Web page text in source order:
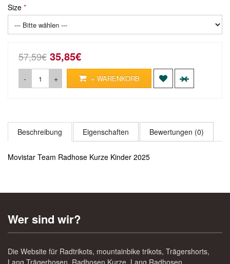
Size
57,59€ 35,85€
- + + WARENKORB
Beschreibung Eigenschaften Bewertungen (0)
Movistar Team Radhose Kurze Kinder 2025
Wer sind wir?
Die Website für Radtrikots, mountainbike trikots, Trägershorts,
Lang Trägerhosen, Radhosen Kurze, Lang Radhosen,